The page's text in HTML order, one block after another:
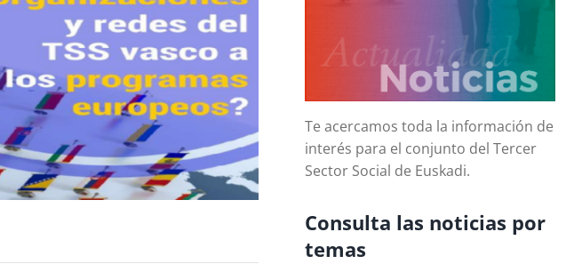
Te acercamos toda la información de
interés para el conjunto del Tercer
Sector Social de Euskadi.
Consulta las noticias por
temas